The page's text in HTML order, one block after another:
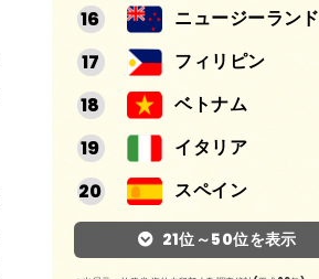
ニュージーランド
フィリピン
ベトナム
イタリア
スペイン
アルゼンチン
21位～50位を表示